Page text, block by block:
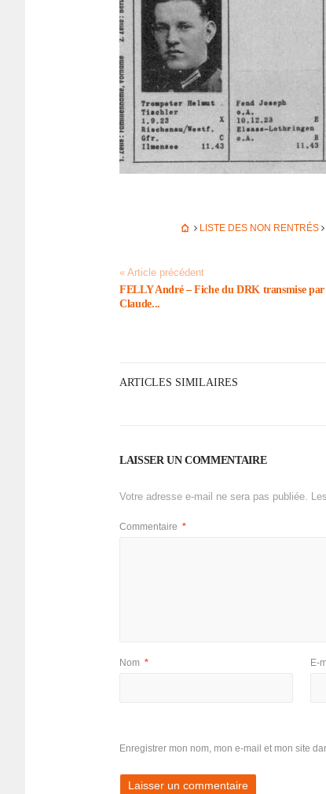
LISTE DES NON RENTRÉS
« Article précédent
FELLY André – Fiche du DRK trans­mise par
Claude...
ARTICLES SIMILAIRES
LAISSER UN COMMENTAIRE
Votre adresse e-mail ne sera pas publiée.
Commentaire *
Nom * E-
Enregistrer mon nom, mon e-mail et mon site